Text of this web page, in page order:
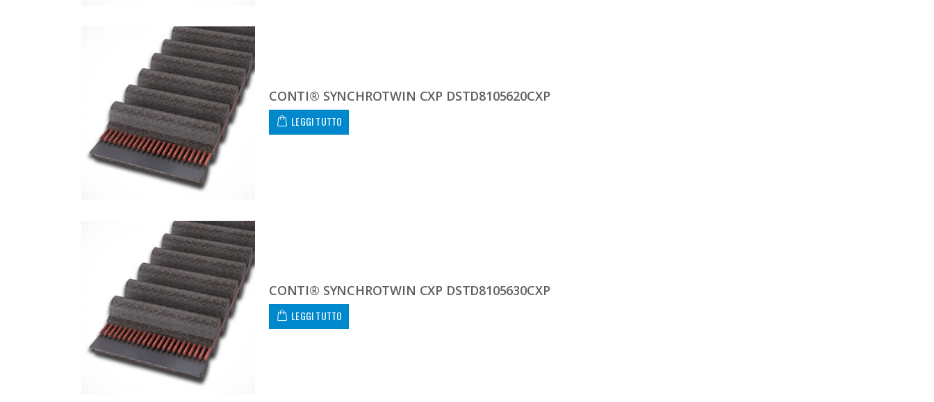
CONTI® SYNCHROTWIN CXP DSTD8105620CXP
LEGGI TUTTO
CONTI® SYNCHROTWIN CXP DSTD8105630CXP
LEGGI TUTTO